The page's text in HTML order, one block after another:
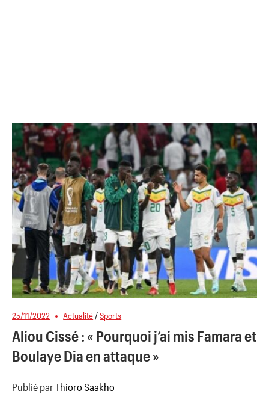
25/11/2022 Actualité /Sports
Aliou Cissé : « Pourquoi j’ai mis Famara et
Boulaye Dia en attaque »
Publié par Thioro Saakho